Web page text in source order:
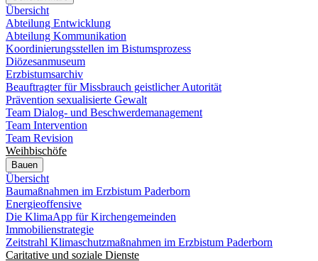
Übersicht
Abteilung Entwicklung
Abteilung Kommunikation
Koordinierungsstellen im Bistumsprozess
Diözesanmuseum
Erzbistumsarchiv
Beauftragter für Missbrauch geistlicher Autorität
Prävention sexualisierte Gewalt
Team Dialog- und Beschwerdemanagement
Team Intervention
Team Revision
Weihbischöfe
Bauen
Übersicht
Baumaßnahmen im Erzbistum Paderborn
Energieoffensive
Die KlimaApp für Kirchengemeinden
Immobilienstrategie
Zeitstrahl Klimaschutzmaßnahmen im Erzbistum Paderborn
Caritative und soziale Dienste